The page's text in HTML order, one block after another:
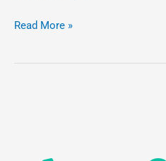
Read More »